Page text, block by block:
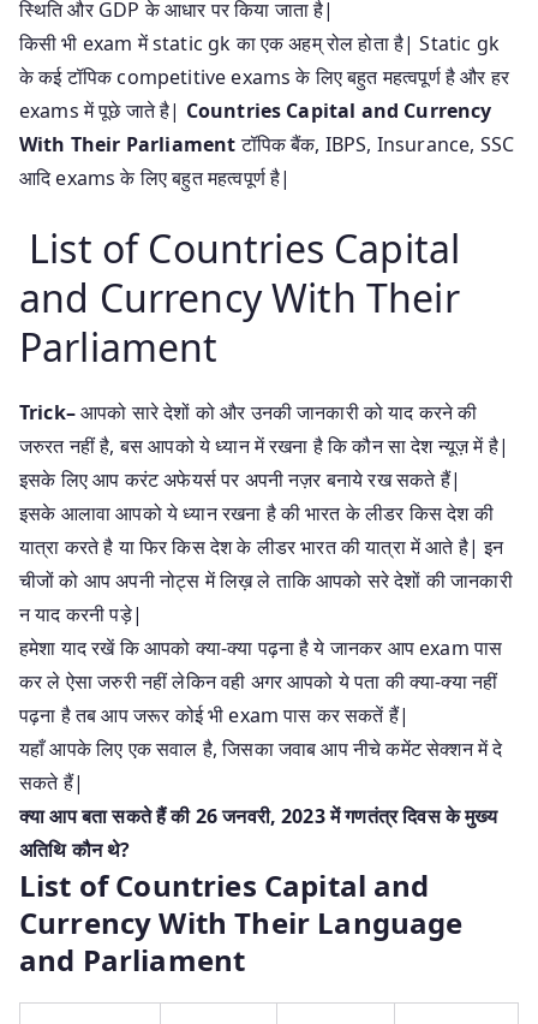
स्थिति और GDP के आधार पर किया जाता है|
किसी भी exam में static gk का एक अहम् रोल होता है| Static gk
के कई टॉपिक competitive exams के लिए बहुत महत्वपूर्ण है और हर
exams में पूछे जाते है| Countries Capital and Currency
With Their Parliamentटॉपिक बैंक, IBPS, Insurance, SSC
आदि exams के लिए बहुत महत्वपूर्ण है|
List of Countries Capital
and Currency With Their
Parliament
Trick–आपको सारे देशों को और उनकी जानकारी को याद करने की
जरुरत नहीं है, बस आपको ये ध्यान में रखना है कि कौन सा देश न्यूज़ में है|
इसके लिए आप करंट अफेयर्स पर अपनी नज़र बनाये रख सकते हैं|
इसके आलावा आपको ये ध्यान रखना है की भारत के लीडर किस देश की
यात्रा करते है या फिर किस देश के लीडर भारत की यात्रा में आते है| इन
चीजों को आप अपनी नोट्स में लिख़ ले ताकि आपको सरे देशों की जानकारी
न याद करनी पड़े|
हमेशा याद रखें कि आपको क्या-क्या पढ़ना है ये जानकर आप exam पास
कर ले ऐसा जरुरी नहीं लेकिन वही अगर आपको ये पता की क्या-क्या नहीं
पढ़ना है तब आप जरूर कोई भी exam पास कर सकतें हैं|
यहाँ आपके लिए एक सवाल है, जिसका जवाब आप नीचे कमेंट सेक्शन में दे
सकते हैं|
क्या आप बता सकते हैं की 26 जनवरी, 2023 में गणतंत्र दिवस के मुख्य
अतिथि कौन थे?
List of Countries Capital and
Currency With Their Language
and Parliament